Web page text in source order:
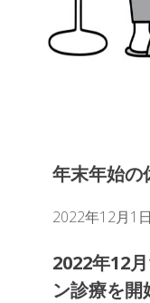
年末年始の
2022年12月1日
2022年12
ン診療を開